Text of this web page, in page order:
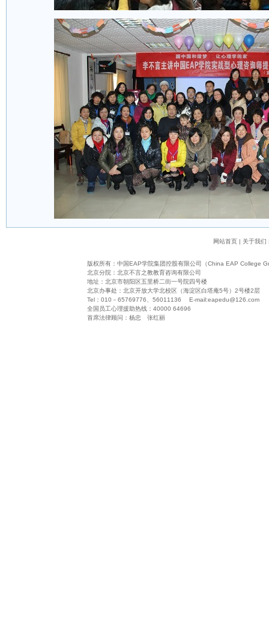
网站首页| 关于我们
版权所有： 中国EAP学院集团控股有限公司（China EAP College
北京分院：北京不言之教教育咨询有限公司
地址：北京市朝阳区五里桥二街一号院四号楼
北京办事处：北京开放大学北校区（海淀区白塔庵5号）2号楼2层
Tel：010－65769776、56011136 E-mail:eapedu@126.com
全国员工心理援助热线：40000 64696
首席法律顾问：杨忠 张红丽